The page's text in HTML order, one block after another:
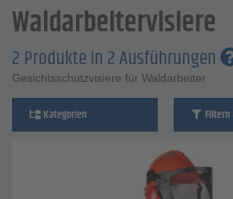
Waldarbeitervisiere
2 Produkte in 2 Ausführungen
Gesichtsschutzvisiere für Waldarbeiter
Kategorien